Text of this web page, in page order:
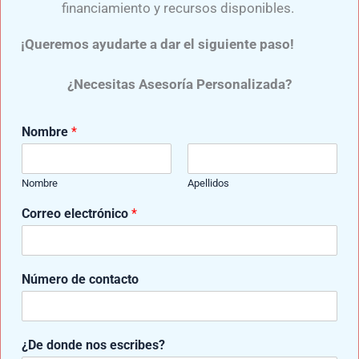
miembro superior y prótesis para miembro inferior,
ANTERIOR
financiamiento y recursos disponibles.
¡Queremos ayudarte a dar el siguiente paso!
¿Necesitas Asesoría Personalizada?
Nombre *
Nombre Apellidos
Correo electrónico *
Número de contacto
s
¿De donde nos escribes?